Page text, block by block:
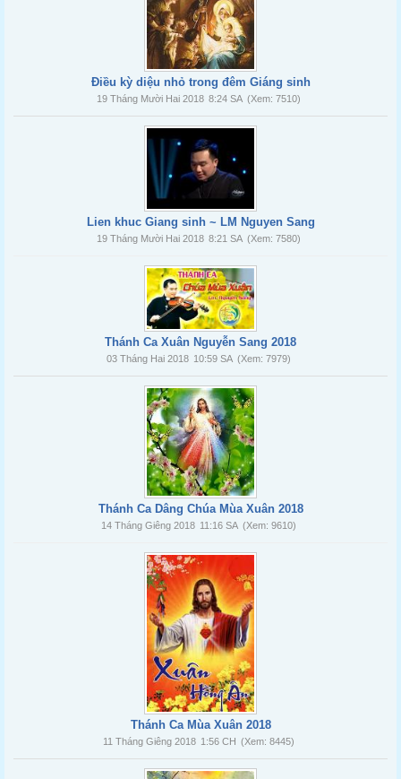
Điều kỳ diệu nhỏ trong đêm Giáng sinh
19 Tháng Mười Hai 2018 8:24 SA (Xem: 7510)
Lien khuc Giang sinh ~ LM Nguyen Sang
19 Tháng Mười Hai 2018 8:21 SA (Xem: 7580)
Thánh Ca Xuân Nguyễn Sang 2018
03 Tháng Hai 2018 10:59 SA (Xem: 7979)
Thánh Ca Dâng Chúa Mùa Xuân 2018
14 Tháng Giêng 2018 11:16 SA (Xem: 9610)
Thánh Ca Mùa Xuân 2018
11 Tháng Giêng 2018 1:56 CH (Xem: 8445)